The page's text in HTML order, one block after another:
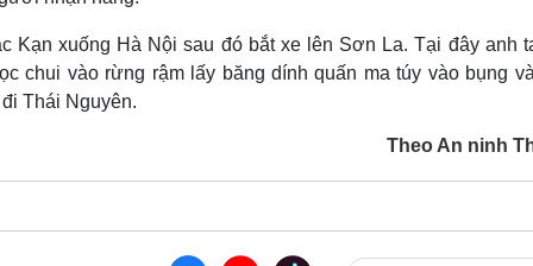
Kạn xuống Hà Nội sau đó bắt xe lên Sơn La. Tại đây anh
chui vào rừng rậm lấy băng dính quấn ma túy vào bụng
Thái Nguyên.
Theo An ninh